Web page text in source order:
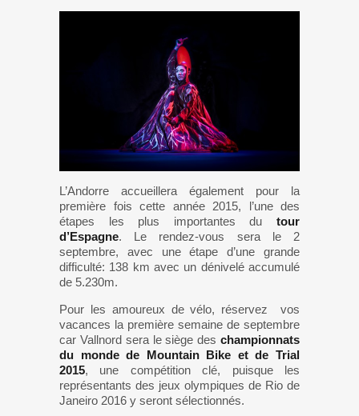
L’Andorre accueillera également pour la
première fois cette année 2015, l’une des
étapes les plus importantes du tour
d’Espagne. Le rendez-vous sera le 2
septembre, avec une étape d’une grande
difficulté: 138 km avec un dénivelé accumulé
de 5.230m.
Pour les amoureux de vélo, réservez vos
vacances la première semaine de septembre
car Vallnord sera le siège des championnats
du monde de Mountain Bike et de Trial
2015, une compétition clé, puisque les
représentants des jeux olympiques de Rio de
Janeiro 2016 y seront sélectionnés.